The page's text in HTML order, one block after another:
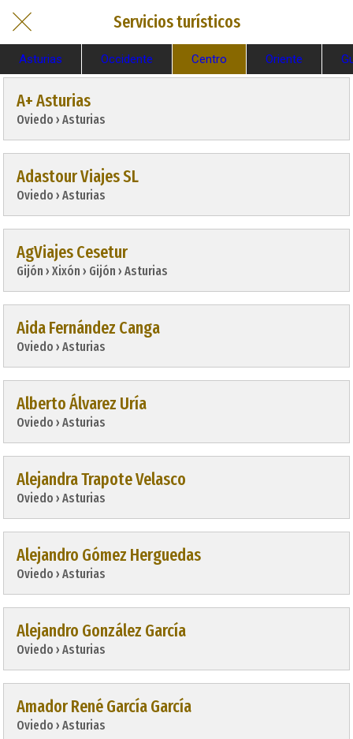
Servicios turísticos
Asturias Occidente Centro Oriente
A+ Asturias
Oviedo › Asturias
Adastour Viajes SL
Oviedo › Asturias
AgViajes Cesetur
Gijón › Xixón › Gijón › Asturias
Aida Fernández Canga
Oviedo › Asturias
Alberto Álvarez Uría
Oviedo › Asturias
Alejandra Trapote Velasco
Oviedo › Asturias
Alejandro Gómez Herguedas
Oviedo › Asturias
Alejandro González García
Oviedo › Asturias
Amador René García García
Oviedo › Asturias